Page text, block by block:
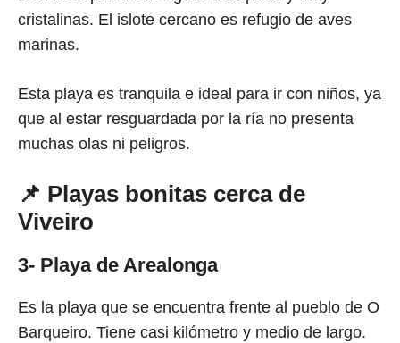
cristalinas. El islote cercano es refugio de aves
marinas.
Esta playa es tranquila e ideal para ir con niños, ya
que al estar resguardada por la ría no presenta
muchas olas ni peligros.
📌 Playas bonitas cerca de
Viveiro
3- Playa de Arealonga
Es la playa que se encuentra frente al pueblo de O
Barqueiro. Tiene casi kilómetro y medio de largo.